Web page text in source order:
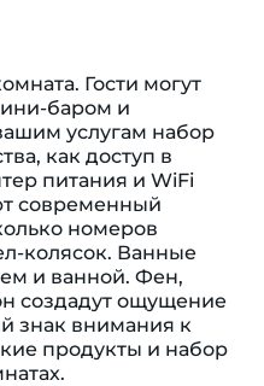
Гости могут
баром и
услугам набор
как доступ в
питания и WiFi
современный
номеров
колясок. Ванные
и ванной. Фен,
создадут ощущение
знак внимания к
продукты и набор